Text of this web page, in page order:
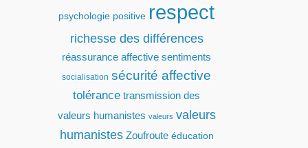
psychologie positive respect
richesse des différences
réassurance affective sentiments
socialisation sécurité affective
tolérance transmission des
valeurs humanistes valeurs valeurs
humanistes Zoufroute éducation